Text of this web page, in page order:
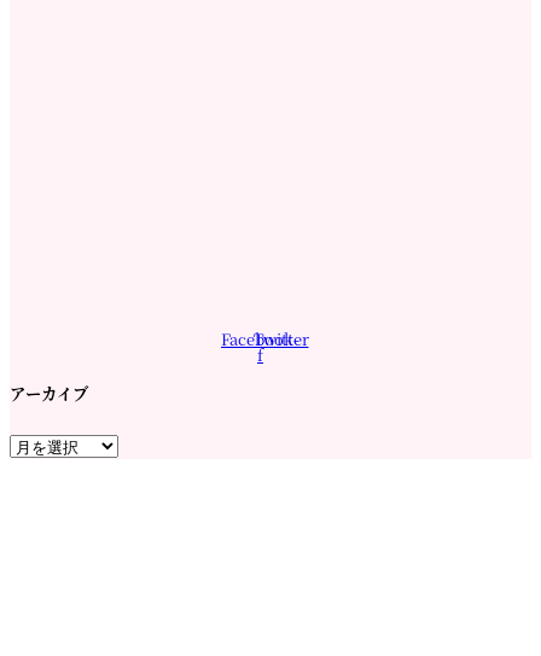
Facebook-
f
Twitter
アーカイブ
ア